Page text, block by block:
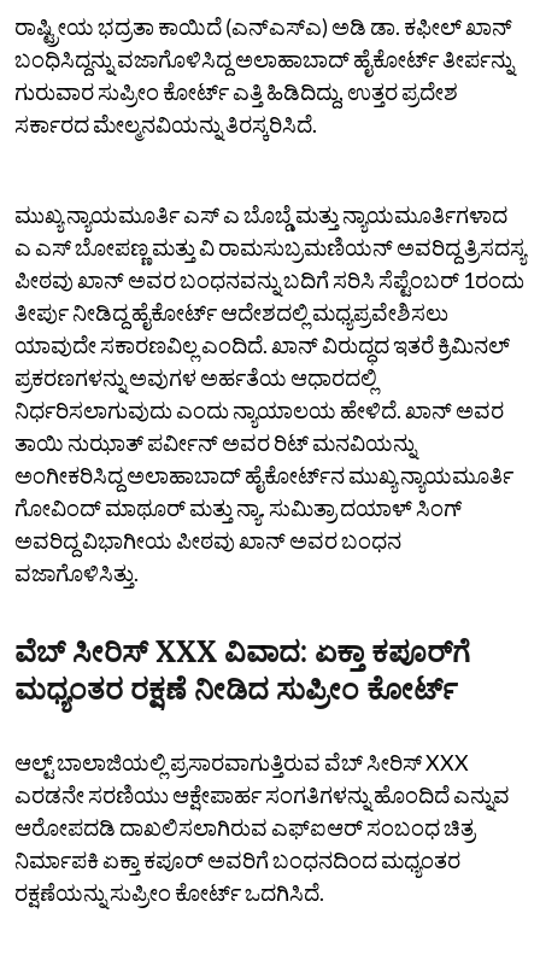
ರಾಷ್ಟ್ರೀಯ ಭದ್ರತಾ ಕಾಯಿದೆ (ಎನ್‌ಎಸ್‌ಎ) ಅಡಿ ಡಾ. ಕಫೀಲ್‌ ಖಾನ್‌
ಬಂಧಿಸಿದ್ದನ್ನು ವಜಾಗೊಳಿಸಿದ್ದ ಅಲಾಹಾಬಾದ್‌ ಹೈಕೋರ್ಟ್‌ ತೀರ್ಪನ್ನು
ಗುರುವಾರ ಸುಪ್ರೀಂ ಕೋರ್ಟ್‌ ಎತ್ತಿ ಹಿಡಿದಿದ್ದು, ಉತ್ತರ ಪ್ರದೇಶ
ಸರ್ಕಾರದ ಮೇಲ್ಮನವಿಯನ್ನು ತಿರಸ್ಕರಿಸಿದೆ.
ಮುಖ್ಯ ನ್ಯಾಯಮೂರ್ತಿ ಎಸ್‌ ಎ ಬೊಬ್ಡೆ ಮತ್ತು ನ್ಯಾಯಮೂರ್ತಿಗಳಾದ
ಎ ಎಸ್‌ ಬೋಪಣ್ಣ ಮತ್ತು ವಿ ರಾಮಸುಬ್ರಮಣಿಯನ್‌ ಅವರಿದ್ದ ತ್ರಿಸದಸ್ಯ
ಪೀಠವು ಖಾನ್‌ ಅವರ ಬಂಧನವನ್ನು ಬದಿಗೆ ಸರಿಸಿ ಸೆಪ್ಟೆಂಬರ್‌ 1ರಂದು
ತೀರ್ಪು ನೀಡಿದ್ದ‌ ಹೈಕೋರ್ಟ್‌ ಆದೇಶದಲ್ಲಿ ಮಧ್ಯಪ್ರವೇಶಿಸಲು
ಯಾವುದೇ ಸಕಾರಣವಿಲ್ಲ ಎಂದಿದೆ. ಖಾನ್‌ ವಿರುದ್ಧದ ಇತರೆ ಕ್ರಿಮಿನಲ್‌
ಪ್ರಕರಣಗಳನ್ನು ಅವುಗಳ ಅರ್ಹತೆಯ ಆಧಾರದಲ್ಲಿ
ನಿರ್ಧರಿಸಲಾಗುವುದು ಎಂದು ನ್ಯಾಯಾಲಯ ಹೇಳಿದೆ. ಖಾನ್‌ ಅವರ
ತಾಯಿ ನುಝಾತ್‌ ಪರ್ವೀನ್‌ ಅವರ ರಿಟ್‌ ಮನವಿಯನ್ನು
ಅಂಗೀಕರಿಸಿದ್ದ ಅಲಾಹಾಬಾದ್‌ ಹೈಕೋರ್ಟ್‌ನ ಮುಖ್ಯ ನ್ಯಾಯಮೂರ್ತಿ
ಗೋವಿಂದ್‌ ಮಾಥೂರ್‌ ಮತ್ತು ನ್ಯಾ. ಸುಮಿತ್ರಾ ದಯಾಳ್‌ ಸಿಂಗ್‌
ಅವರಿದ್ದ ವಿಭಾಗೀಯ ಪೀಠವು ಖಾನ್‌ ಅವರ ಬಂಧನ
ವಜಾಗೊಳಿಸಿತ್ತು.
ವೆಬ್‌ ಸೀರಿಸ್‌ ‍‍XXX ವಿವಾದ: ಏಕ್ತಾ ಕಪೂರ್‌ಗೆ
ಮಧ್ಯಂತರ ರಕ್ಷಣೆ ನೀಡಿದ ಸುಪ್ರೀಂ ಕೋರ್ಟ್‌
ಆಲ್ಟ್‌ ಬಾಲಾಜಿಯಲ್ಲಿ ಪ್ರಸಾರವಾಗುತ್ತಿರುವ ವೆಬ್‌ ಸೀರಿಸ್‌ ‍‍XXX
ಎರಡನೇ ಸರಣಿಯು ಆಕ್ಷೇಪಾರ್ಹ ಸಂಗತಿಗಳನ್ನು ಹೊಂದಿದೆ ಎನ್ನುವ
ಆರೋಪದಡಿ ದಾಖಲಿಸಲಾಗಿರುವ ಎಫ್‌ಐಆರ್ ಸಂಬಂಧ ಚಿತ್ರ
ನಿರ್ಮಾಪಕಿ ಏಕ್ತಾ ಕಪೂರ್‌ ಅವರಿಗೆ ಬಂಧನದಿಂದ ಮಧ್ಯಂತರ
ರಕ್ಷಣೆಯನ್ನು ಸುಪ್ರೀಂ ಕೋರ್ಟ್‌ ಒದಗಿಸಿದೆ.